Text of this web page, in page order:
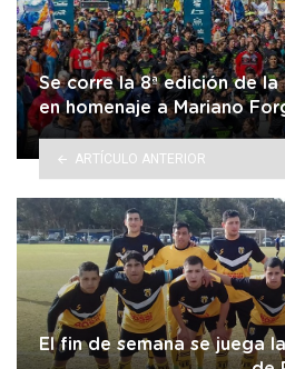
Se corre la 8ª edición de
en homenaje a Mariano
ARTÍCULO ANTERIOR
El fin de semana se juega